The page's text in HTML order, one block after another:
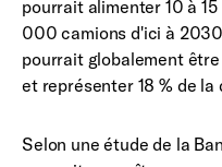
pourrait alimenter 10 à
000 camions d'ici à
pourrait globalement
et représenter 18 % de
Selon une étude de la